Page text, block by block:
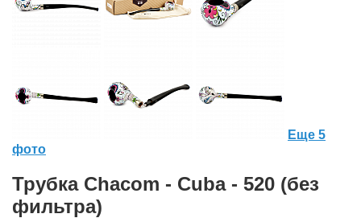
Еще 5
фото
Трубка Chacom - Cuba - 520 (без
фильтра)